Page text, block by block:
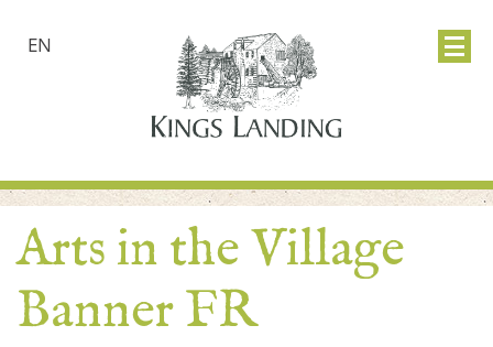
EN
Arts in the Village
Banner FR